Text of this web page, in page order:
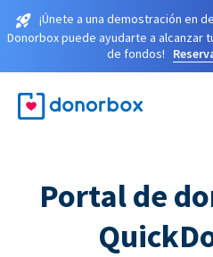
¡Únete a una demostración en
Donorbox puede ayudarte a alcanzar
de fondos!
Portal de